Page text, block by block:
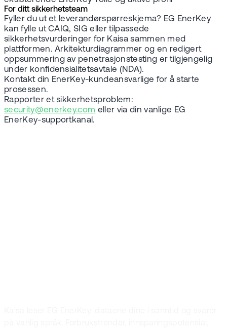
For ditt sikkerhetsteam
Fyller du ut et leverandørspørreskjema? EG EnerKey
kan fylle ut CAIQ, SIG eller tilpassede
sikkerhetsvurderinger for Kaisa sammen med
plattformen. Arkitekturdiagrammer og en redigert
oppsummering av penetrasjonstesting er tilgjengelig
under konfidensialitetsavtale (NDA).
Kontakt din EnerKey-kundeansvarlige for å starte
prosessen.
Rapporter et sikkerhetsproblem:
security@enerkey.com eller via din vanlige EG
EnerKey-supportkanal.